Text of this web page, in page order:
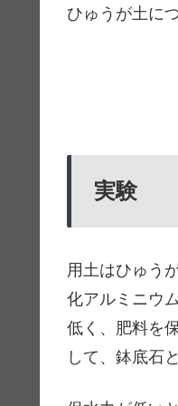
ひゅうが土に
実験
用土はひゅう
化アルミニウ
低く、肥料を
して、鉢底石